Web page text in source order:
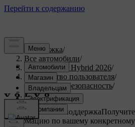
Поддержка/
Все автомобили/
XC90 Plug-in Hybrid 2026/
Руководство пользователя/
Посадка и безопасность/
Защита от угона
Индивидуальная поддержка
информацию по вашему